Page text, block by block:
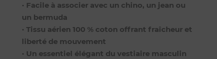
• Facile à associer avec un chino, un jean ou
un bermuda
• Tissu aérien 100 % coton offrant fraîcheur et
liberté de mouvement
• Un essentiel élégant du vestiaire masculin